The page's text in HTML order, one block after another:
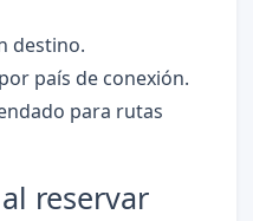
destino.
país de conexión.
para rutas
reservar